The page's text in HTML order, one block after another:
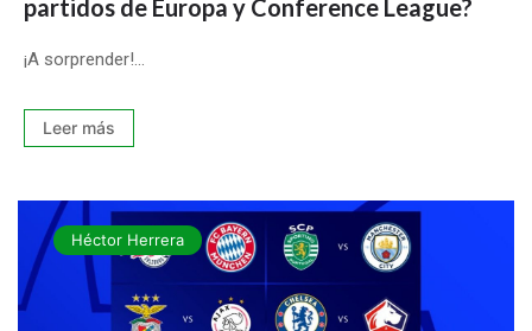
partidos de Europa y Conference League?
¡A sorprender!...
Leer más
Héctor Herrera